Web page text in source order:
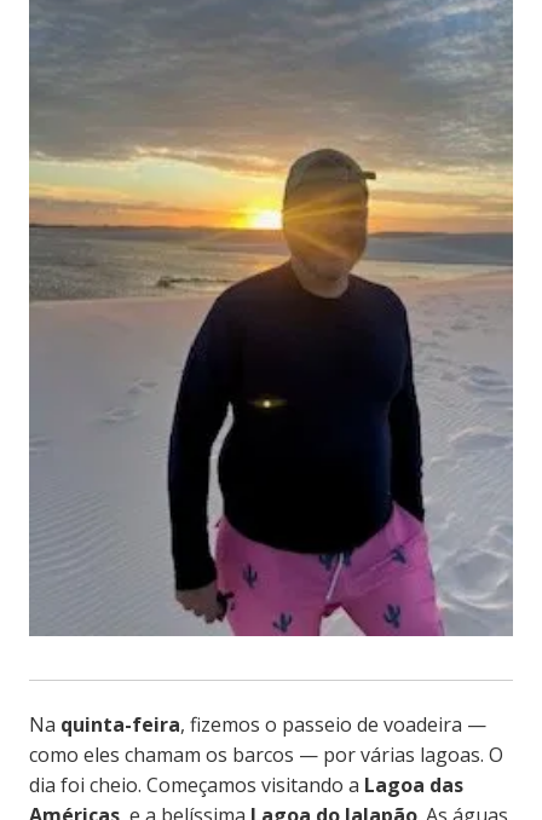
Na quinta-feira, fizemos o passeio de voadeira —
como eles chamam os barcos — por várias lagoas. O
dia foi cheio. Começamos visitando a Lagoa das
Américas, e a belíssima Lagoa do Jalapão. As águas,